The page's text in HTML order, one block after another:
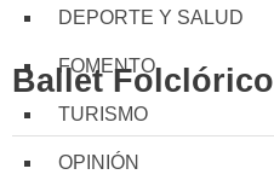
DEPORTE Y SALUD
FOMENTO
TURISMO
OPINIÓN
Ballet Folclórico